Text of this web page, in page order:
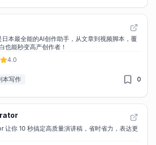
本最全能的AI创作助手，从文章到视频脚本，覆
也能秒变高产创作者！
4.0
本写作 0
你 10 秒搞定高质量演讲稿，省时省力，表达更